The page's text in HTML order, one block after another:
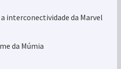
a interconectividade da Marvel
da Múmia